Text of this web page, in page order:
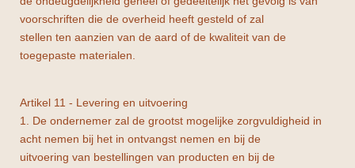
voorschriften die de overheid heeft gesteld of zal
stellen ten aanzien van de aard of de kwaliteit van de
toegepaste materialen.
Artikel 11 - Levering en uitvoering
1. De ondernemer zal de grootst mogelijke zorgvuldigheid in
acht nemen bij het in ontvangst nemen en bij de
uitvoering van bestellingen van producten en bij de